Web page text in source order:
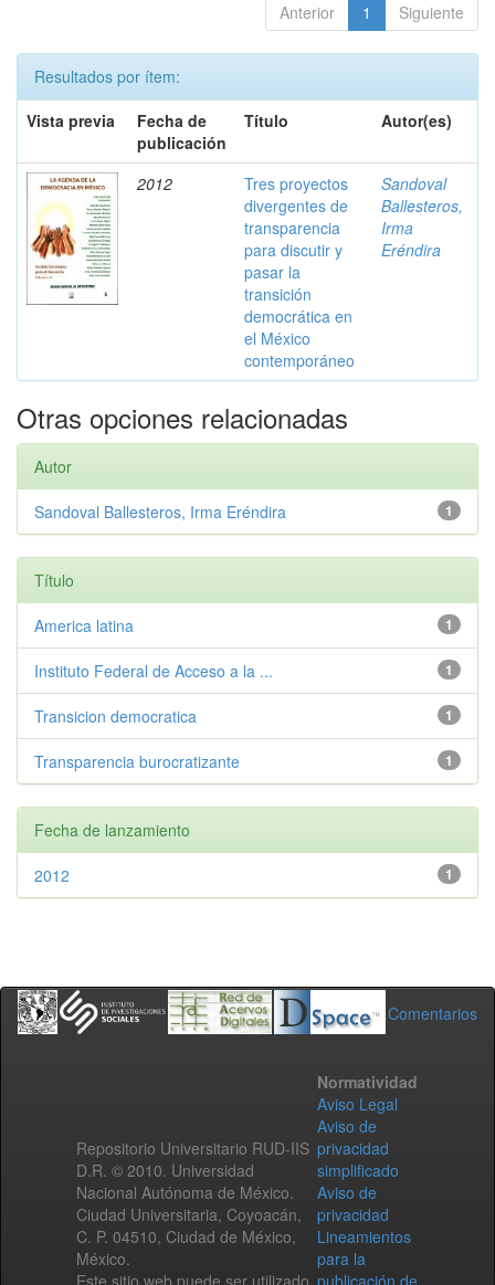
Anterior 1 Siguiente
Resultados por ítem:
Vista previa
Fecha de
publicación
Título Autor(es)
2012
Tres proyectos
divergentes de
transparencia
para discutir y
pasar la
transición
democrática en
el México
contemporáneo
Sandoval
Ballesteros,
Irma
Eréndira
Otras opciones relacionadas
Autor
1
Sandoval Ballesteros, Irma Eréndira
Título
1
America latina
1
Instituto Federal de Acceso a la ...
1
Transicion democratica
1
Transparencia burocratizante
Fecha de lanzamiento
1
2012
Comentarios
Repositorio Universitario RUD-IIS
D.R. © 2010. Universidad
Nacional Autónoma de México.
Ciudad Universitaria, Coyoacán,
C. P. 04510, Ciudad de México,
México.
Este sitio web puede ser utilizado
Normatividad
Aviso Legal
Aviso de
privacidad
simplificado
Aviso de
privacidad
Lineamientos
para la
publicación de